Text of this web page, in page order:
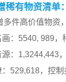
稀有物资清单
多件高价值物资
画：5540, 989
源：1,3244,443
529,618，控